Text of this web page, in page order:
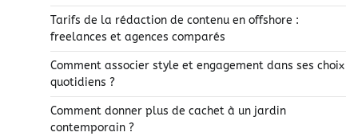
Tarifs de la rédaction de contenu en offshore :
freelances et agences comparés
Comment associer style et engagement dans ses choix
quotidiens ?
Comment donner plus de cachet à un jardin
contemporain ?